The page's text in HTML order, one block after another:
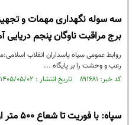
سه سوله نگهداری مهمات و
برج مراقبت ناوگان پنجم
روابط عمومی سپاه پاسداران انقلاب
رعب و وحشت را بر پایگاه ...
کد خبر: ۸۹۱۶۸۱ تاریخ انتشار : ۱۴۰۵/۰۵/۰۲
سپاه: